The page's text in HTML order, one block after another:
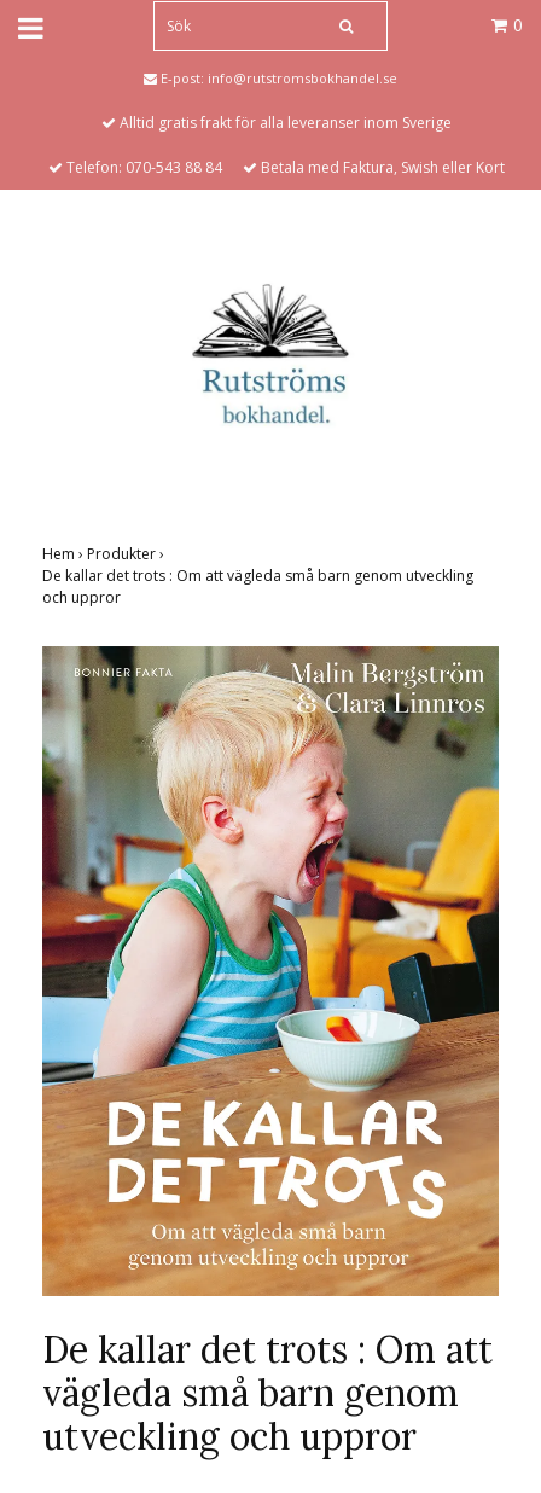
0
E-post: info@rutstromsbokhandel.se
Alltid gratis frakt för alla leveranser inom Sverige
Telefon: 070-543 88 84 Betala med Faktura, Swish eller Kort
Hem › Produkter›
De kallar det trots : Om att vägleda små barn genom utveckling
och uppror
De kallar det trots : Om att
vägleda små barn genom
utveckling och uppror